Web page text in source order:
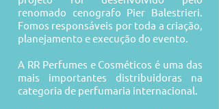
renomado cenografo Pier Balestrieri.
Fomos responsáveis por toda a criação,
planejamento e execução do evento.
A RR Perfumes e Cosméticos é uma das
mais importantes distribuidoras na
categoria de perfumaria internacional.